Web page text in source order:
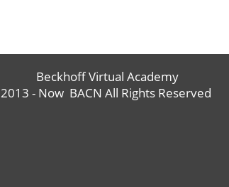
Beckhoff Virtual Academy
2013 - Now BACN All Rights Reserved